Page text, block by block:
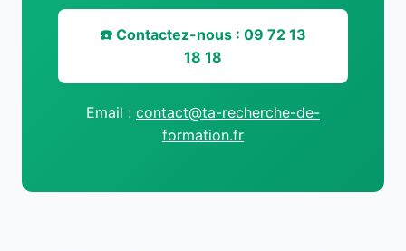
☎️ Contactez-nous : 09 72 13
18 18
Email : contact@ta-recherche-de-
formation.fr